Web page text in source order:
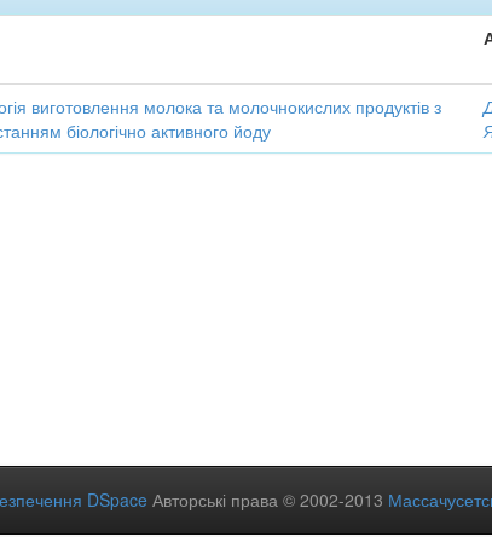
виготовлення молока та молочнокислих продуктів з
біологічно активного йоду
DSpace Авторські права © 2002-2013